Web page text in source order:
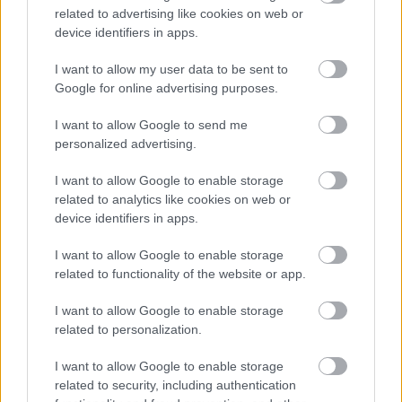
related to advertising like cookies on web or
device identifiers in apps.
I want to allow my user data to be sent to
Google for online advertising purposes.
I want to allow Google to send me
personalized advertising.
I want to allow Google to enable storage
related to analytics like cookies on web or
device identifiers in apps.
I want to allow Google to enable storage
related to functionality of the website or app.
I want to allow Google to enable storage
related to personalization.
I want to allow Google to enable storage
related to security, including authentication
ki látványosan egy autót, mert az előtte haladónak éppen
töltenie kell az akkumulátorát.”
legnagyobb pozitív meglepetését is. Elmondása szerint Bernie
Ecclestone-nal együtt nagyra tartja a világbajnoki összetettet
Verstappen Magyar Nagydíjon nyújtott teljesítményét külön is
méltatta: „Ahogy Max kétszer is kifékezte Hamiltont azon a
szűk pályán, az a 2026-os szezon egyik csúcspontja volt.”